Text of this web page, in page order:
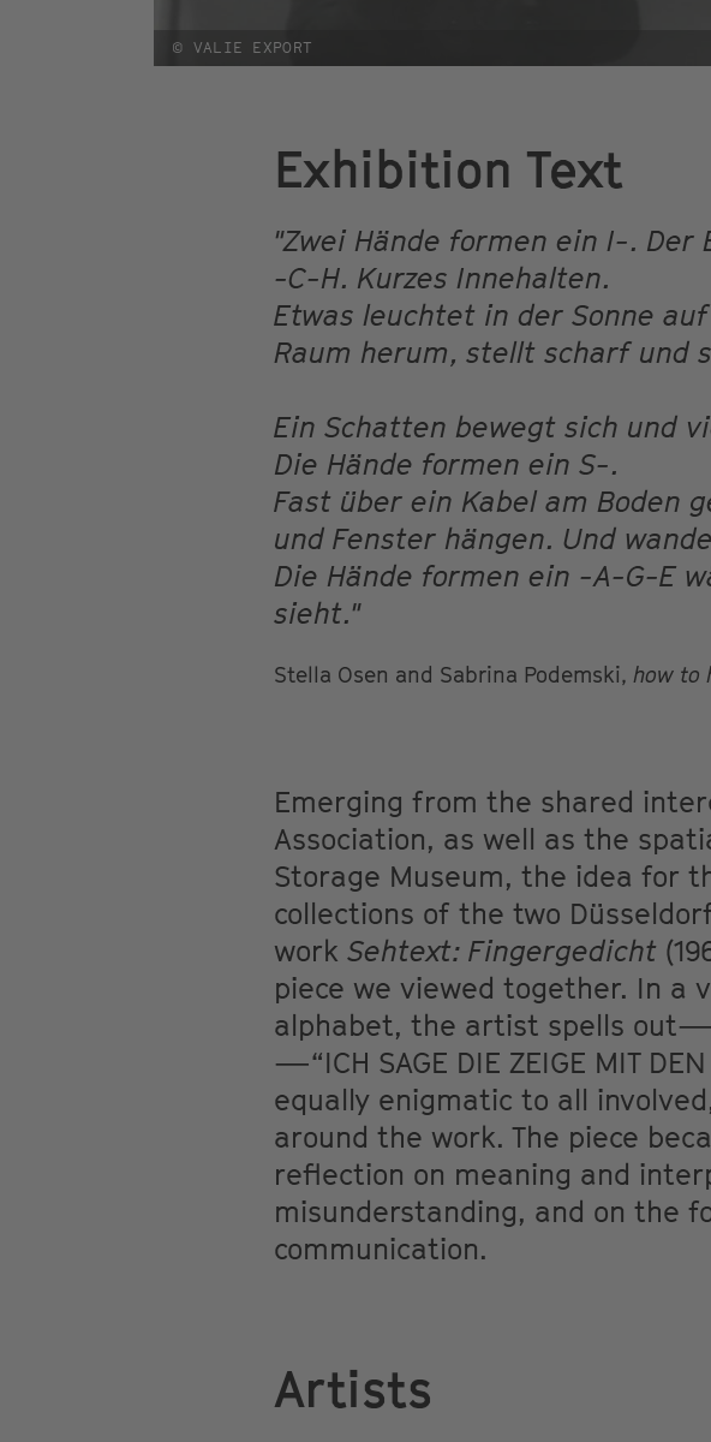
© VALIE EXPORT
Exhibition Text
"Zwei Hände formen ein I-.
-C-H. Kurzes Innehalten.
Etwas leuchtet in der Sonne
Raum herum, stellt scharf und
Ein Schatten bewegt sich und
Die Hände formen ein S-.
Fast über ein Kabel am Boden
und Fenster hängen. Und
Die Hände formen ein -A-G-E
sieht."
Stella Osen and Sabrina Podemski, how to
Emerging from the shared
Association, as well as the
Storage Museum, the idea for
collections of the two
work Sehtext: Fingergedicht
piece we viewed together. In a
alphabet, the artist spells
—“ICH SAGE DIE ZEIGE MIT
equally enigmatic to all
around the work. The piece
reflection on meaning and
misunderstanding, and on the
communication.
Artists